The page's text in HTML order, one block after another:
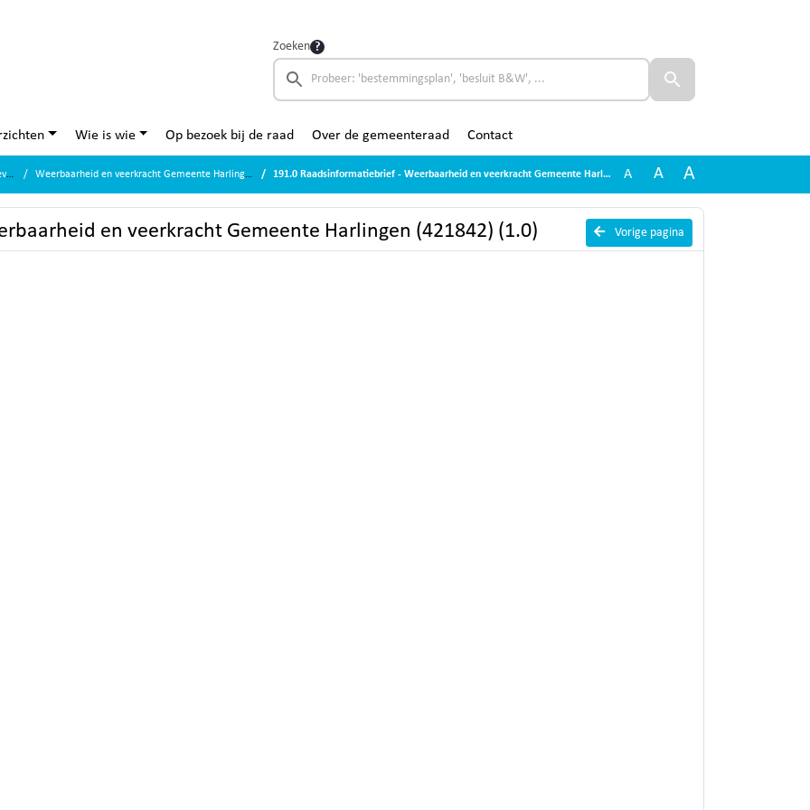
Zoeken
Wie is wie Op bezoek bij de raad Over de gemeenteraad Contact
Weerbaarheid en veerkracht Gemeente Harlingen 191.0 Raadsinformatiebrief - Weerbaarheid en veerkracht Gemeente Harlingen (421842) (1.0) A A A
Vorige pagina
en veerkracht Gemeente Harlingen (421842) (1.0)